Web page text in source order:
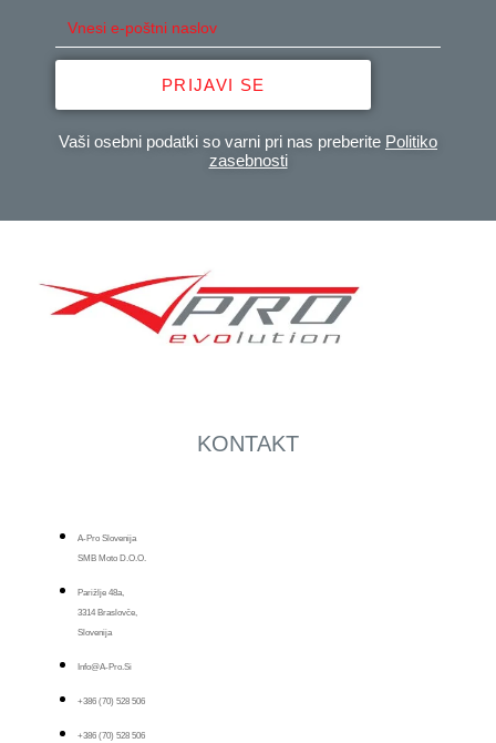
PRIJAVI SE
Vaši osebni podatki so varni pri nas preberite Politiko
zasebnosti
KONTAKT
A-Pro Slovenija
SMB Moto D.o.o.
Parižlje 48a,
3314 Braslovče,
Slovenija
Info@a-Pro.si
+386 (70) 528 506
+386 (70) 528 506